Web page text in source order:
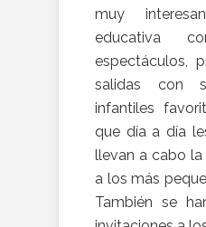
muy
educativa
espectáculos,
salidas con
infantiles
que día a día
llevan a cabo
a los más
También se